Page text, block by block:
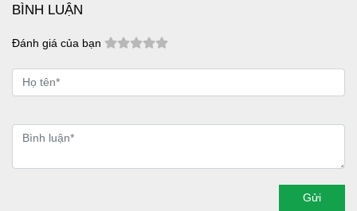
BÌNH LUẬN
Đánh giá của bạn
Gửi